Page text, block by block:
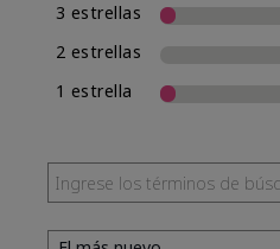
3 estrellas
2 estrellas
1 estrella